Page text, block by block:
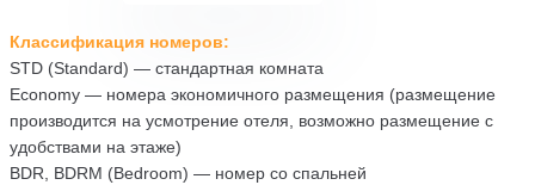
Классификация номеров:
STD (Standard) — стандартная комната
Economy — номера экономичного размещения (размещение
производится на усмотрение отеля, возможно размещение с
удобствами на этаже)
BDR, BDRM (Bedroom) — номер со спальней